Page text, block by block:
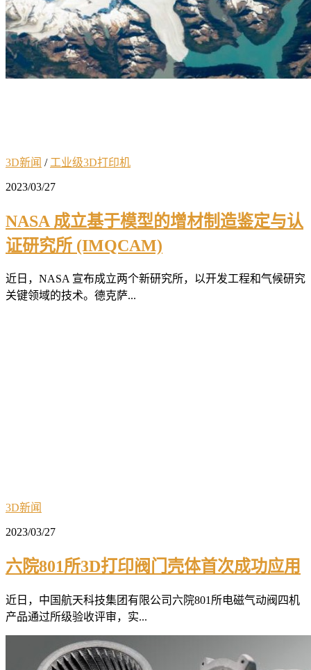
3D新闻 / 工业级3D打印机
2023/03/27
NASA 成立基于模型的增材制造鉴定与认
证研究所 (IMQCAM)
近日，NASA 宣布成立两个新研究所，以开发工程和气候研究
关键领域的技术。德克萨...
3D新闻
2023/03/27
六院801所3D打印阀门壳体首次成功应用
近日，中国航天科技集团有限公司六院801所电磁气动阀四机
产品通过所级验收评审，实...